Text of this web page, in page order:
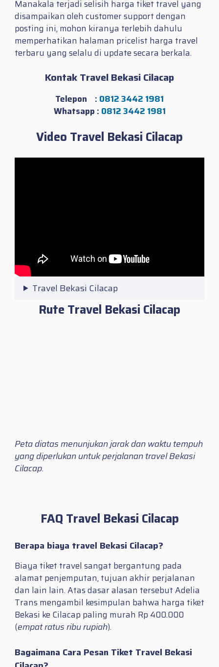
Manakala terjadi selisih harga tiket travel yang
disampaikan oleh customer support dengan
posting ini, mohon kiranya terlebih dahulu
memperhatikan halaman pricelist harga travel
terbaru yang selalu di update secara berkala.
Kontak Travel Bekasi Cilacap
Telepon : 0812 3442 1981
Whatsapp : 0812 3442 1981
Video Travel Bekasi Cilacap
Travel Bekasi Cilacap
Rute Travel Bekasi Cilacap
Peta diatas menunjukan jarak dan waktu tempuh
yang diperlukan untuk perjalanan travel Bekasi
Cilacap.
FAQ Travel Bekasi Cilacap
Berapa biaya travel Bekasi Cilacap?
Biaya tiket travel sangat bergantung pada
alamat penjemputan, tujuan akhir perjalanan
dan lain lain. Atas dasar alasan tersebut Adelia
Trans mengambil kesimpulan bahwa harga tiket
Bekasi ke Cilacap paling murah Rp 400.000
(empat ratus ribu rupiah).
Bagaimana Cara Pesan Tiket Travel Bekasi